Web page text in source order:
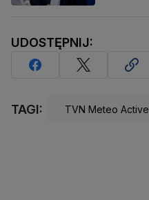
UDOSTĘPNIJ:
TAGI: TVN Meteo Active